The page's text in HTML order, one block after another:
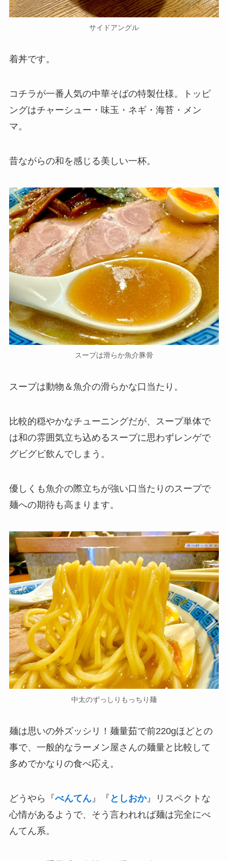
サイドアングル
着丼です。
コチラが一番人気の中華そばの特製仕様。トッピ
ングはチャーシュー・味玉・ネギ・海苔・メン
マ。
昔ながらの和を感じる美しい一杯。
スープは滑らか魚介豚骨
スープは動物＆魚介の滑らかな口当たり。
比較的穏やかなチューニングだが、スープ単体で
は和の雰囲気立ち込めるスープに思わずレンゲで
グビグビ飲んでしまう。
優しくも魚介の際立ちが強い口当たりのスープで
麺への期待も高まります。
中太のずっしりもっちり麺
麺は思いの外ズッシリ！麺量茹で前220gほどとの
事で、一般的なラーメン屋さんの麺量と比較して
多めでかなりの食べ応え。
どうやら『べんてん』『 としおか』リスペクトな
心情があるようで、そう言われれば麺は完全にべ
んてん系。